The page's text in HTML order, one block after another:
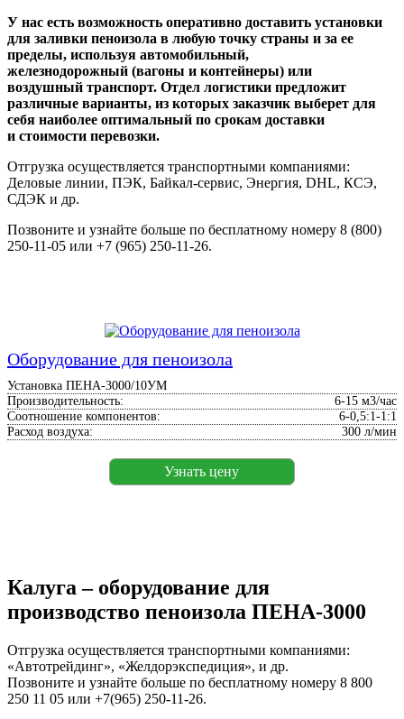
У нас есть возможность оперативно доставить установки
для заливки пеноизола в любую точку страны и за ее
пределы, используя автомобильный,
железнодорожный (вагоны и контейнеры) или
воздушный транспорт. Отдел логистики предложит
различные варианты, из которых заказчик выберет для
себя наиболее оптимальный по срокам доставки
и стоимости перевозки.
Отгрузка осуществляется транспортными компаниями:
Деловые линии, ПЭК, Байкал-сервис, Энергия, DHL, КСЭ,
СДЭК и др.
Позвоните и узнайте больше по бесплатному номеру 8 (800)
250-11-05 или +7 (965) 250-11-26.
Оборудование для пеноизола
Установка ПЕНА-3000/10УМ
Производительность:
6-15 м3/час
Соотношение компонентов:
6-0,5:1-1:1
Расход воздуха:
300 л/мин
Узнать цену
Калуга – оборудование для
производство пеноизола ПЕНА-3000
Отгрузка осуществляется транспортными компаниями:
«Автотрейдинг», «Желдорэкспедиция», и др.
Позвоните и узнайте больше по бесплатному номеру 8 800
250 11 05 или +7(965) 250-11-26.